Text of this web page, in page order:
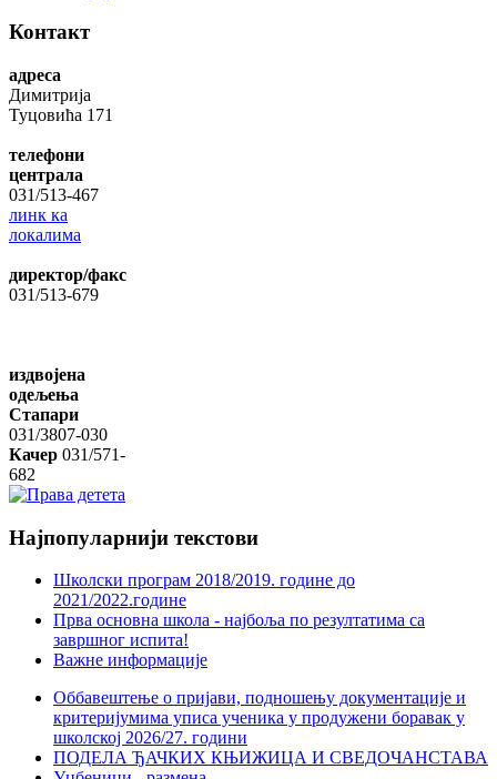
Контакт
адреса
Димитрија
Туцовића 171
телефони
централа
031/513-467
линк ка
локалима
директор/факс
031/513-679
издвојена
одељења
Стапари
031/3807-030
Качер 031/571-
682
Најпопуларнији текстови
Школски програм 2018/2019. године дo
2021/2022.године
Прва основна школа - најбоља по резултатима са
завршног испита!
Важне информације
Оббавештење о пријави, подношењу документације и
критеријумима уписа ученика у продужени боравак у
школској 2026/27. години
ПОДЕЛА ЂАЧКИХ КЊИЖИЦА И СВЕДОЧАНСТАВА